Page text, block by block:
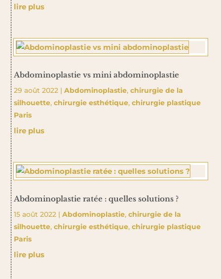
lire plus
Abdominoplastie vs mini abdominoplastie
29 août 2022| Abdominoplastie, chirurgie de la
silhouette, chirurgie esthétique, chirurgie plastique
Paris
lire plus
Abdominoplastie ratée : quelles solutions ?
15 août 2022| Abdominoplastie, chirurgie de la
silhouette, chirurgie esthétique, chirurgie plastique
Paris
lire plus